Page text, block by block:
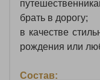
брать в дорогу;
в качестве
рождения или
Состав: